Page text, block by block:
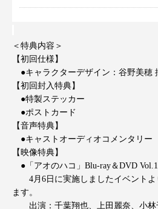
＜特典内容＞
【初回仕様】
●キャラクターデザイン：谷野美穂
【初回封入特典】
●特製ステッカー
●ポストカード
【音声特典】
●キャストオーディオコメンタリー
【映像特典】
●「アオのハコ」Blu-ray＆DVD
4月6日に実施しましたイベントよ
ます。
出演：千葉翔也、上田麗奈、小林